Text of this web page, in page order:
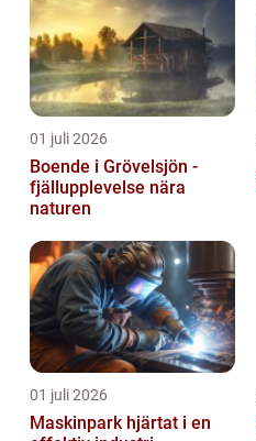
01 juli 2026
Boende i Grövelsjön -
fjällupplevelse nära
naturen
01 juli 2026
Maskinpark hjärtat i en